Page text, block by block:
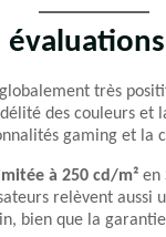
très
des couleurs
gaming et
à 250 cd/m² en
relèvent
bien que la